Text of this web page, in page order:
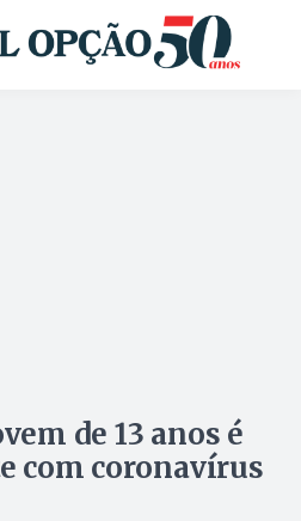
de 13 anos é
com coronavírus